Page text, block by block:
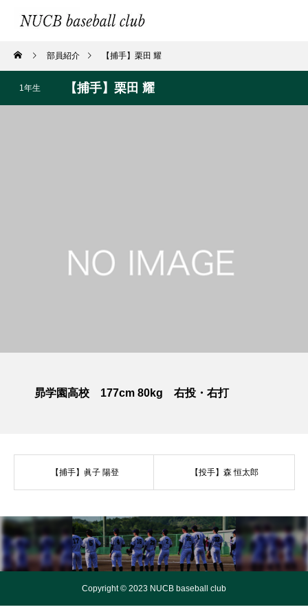
部員紹介 【捕手】栗田 耀
1年生 【捕手】栗田 耀
昴学園高校 177cm 80kg 右投・右打
【捕手】眞子 陽登 【投手】森 恒太郎
Copyright © 2023 NUCB baseball club